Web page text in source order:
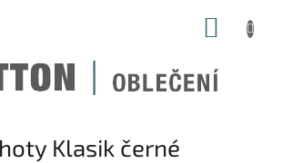
Klasik černé